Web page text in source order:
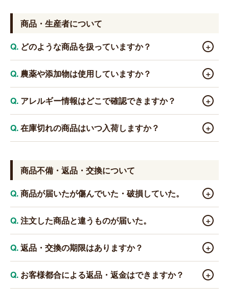
商品ごとで送り先をご記入ください。
商品・生産者について
どのような商品を扱っていますか？
＋
鹿児島県産の野菜・果物・肉・魚介類・加工品・調味
料・飲料・お菓子・工芸品など、鹿児島の名産品を幅広く
取り扱っています。さつまいも・黒豚・黒牛・うなぎ・カ
ひお試しください。
農薬や添加物は使用していますか？ ＋
商品・生産者によって異なります。詳細は各商品ページ
をご確認ください。不明な点はお問い合わせください。
アレルギー情報はどこで確認できますか？ ＋
各商品ページに記載しております。アレルギーをお持ち
のお客様は必ずご確認のうえご注文ください。不明な点は
在庫切れの商品はいつ入荷しますか？ ＋
ります。次回入荷の見込みがある商品については、お問い
商品不備・返品・交換について
商品が届いたが傷んでいた・破損していた。
＋
大変申し訳ございません。商品到着後、できるだけ早く
（目安：到着当日～翌日）お電話（0120-788-808）または
お問い合わせフォームにてご連絡ください。状況確認のた
注文した商品と違うものが届いた。 ＋
大変失礼いたしました。お電話または
お問い合わせフォ
ームにてご連絡ください。正しい商品をお届けいたしま
す。
返品・交換の期限はありますか？ ＋
商品到着後7日以内にご連絡ください。商品によって異な
りますので、あらかじめご了承ください。返品送料につき
お客様都合による返品・返金はできますか？ ＋